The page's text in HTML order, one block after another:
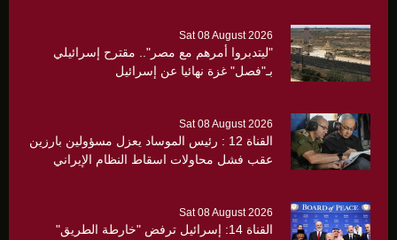
Sat 08 August 2026
"ليتدبروا أمرهم مع مصر".. مقترح إسرائيلي
بـ"فصل" غزة نهائيا عن إسرائيل
Sat 08 August 2026
القناة 12 : رئيس الموساد يعزل مسؤولين بارزين
عقب فشل محاولات اسقاط النظام الإيراني
Sat 08 August 2026
القناة 14: إسرائيل ترفض "خارطة الطريق"